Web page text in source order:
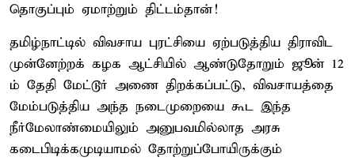
தொகுப்பும் ஏமாற்றும் திட்டம்தான்!
தமிழ்நாட்டில் விவசாய புரட்சியை ஏற்படுத்திய திராவிட
முன்னேற்றக் கழக ஆட்சியில் ஆண்டுதோறும் ஜூன் 12
ம் தேதி மேட்டூர் அணை திறக்கப்பட்டு, விவசாயத்தை
மேம்படுத்திய அந்த நடைமுறையை கூட இந்த
நீர்மேலாண்மையிலும் அனுபவமில்லாத அரசு
கடைபிடிக்கமுடியாமல் தோற்றுப்போயிருக்கும்